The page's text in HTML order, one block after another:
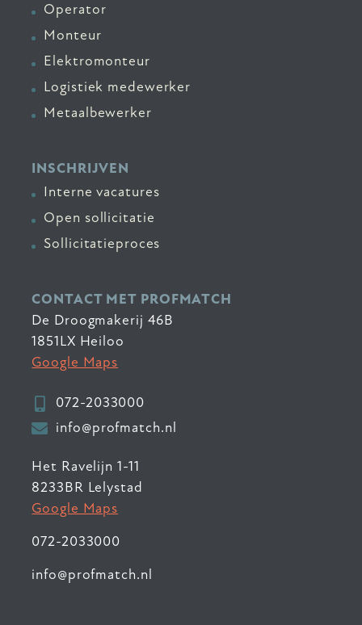
Operator
Monteur
Elektromonteur
Logistiek medewerker
Metaalbewerker
INSCHRIJVEN
Interne vacatures
Open sollicitatie
Sollicitatieproces
CONTACT MET PROFMATCH
De Droogmakerij 46B
1851LX Heiloo
Google Maps
072-2033000
info@profmatch.nl
Het Ravelijn 1-11
8233BR Lelystad
Google Maps
072-2033000
info@profmatch.nl